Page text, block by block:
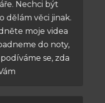
Nechci být
dělám věci jinak.
moje videa
do noty,
se, zda